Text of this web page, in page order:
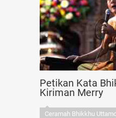
Petikan Kata
Kiriman Merry
Ceramah Bhikkhu